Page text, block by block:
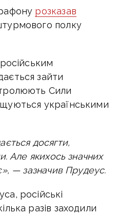
розказав
полку
зайти
Сили
українськими
досягти,
Але якихось значних
— зазначив Прудеус.
російські
разів заходили